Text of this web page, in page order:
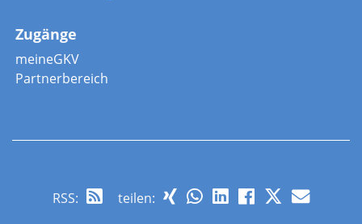
Zugänge
meineGKV
Partnerbereich
RSS: teilen: